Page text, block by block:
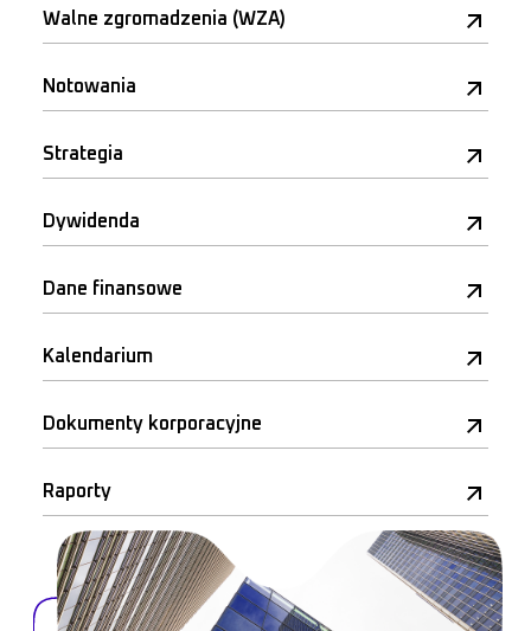
Walne zgromadzenia (WZA)
Notowania
Strategia
Dywidenda
Dane finansowe
Kalendarium
Dokumenty korporacyjne
Raporty